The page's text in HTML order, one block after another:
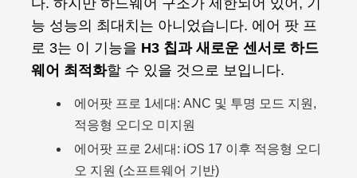
다. 하지만 하드웨어 구조가 제한되어 있어, 기
능 성능의 최대치는 아니었습니다. 에어 팟 프
로 3는 이 기능을 H3 칩과 새로운 센서로 하드
웨어 최적화할 수 있을 것으로 보입니다.
에어팟 프로 1세대: ANC 및 투명 모드 지원,
적응형 오디오 미지원
에어팟 프로 2세대: iOS 17 이후 적응형 오디
오 지원 (소프트웨어 기반)